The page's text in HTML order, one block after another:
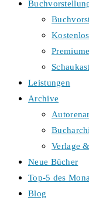
Leistungen
Archive
Verlage
Neue Bücher
Top-5 des
Blog